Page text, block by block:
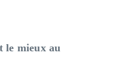
le mieux au